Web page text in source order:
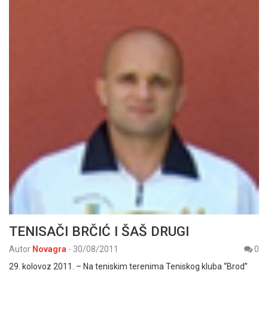
TENISAČI BRČIĆ I ŠAŠ DRUGI
Autor Novagra - 30/08/2011
0
29. kolovoz 2011. – Na teniskim terenima Teniskog kluba “Brod”